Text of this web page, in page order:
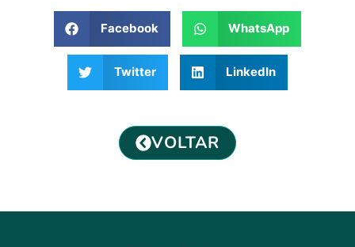
Facebook WhatsApp
Twitter LinkedIn
VOLTAR